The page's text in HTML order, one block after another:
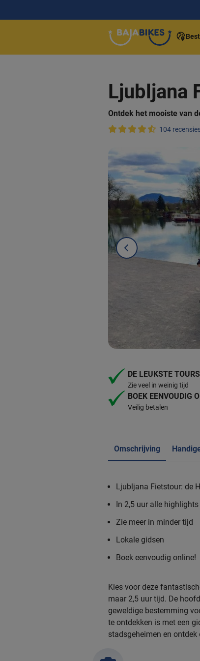
Ljubljana
Ontdek het mooiste van
104
DE LEUKSTE TOURS
Zie veel in weinig tijd
BOEK EENVOUDIG
Veilig betalen
Omschrijving
Ljubljana Fietstour: de
In 2,5 uur alle highlights
Zie meer in minder tijd
Lokale gidsen
Boek eenvoudig online!
Kies voor deze
maar 2,5 uur tijd. De
geweldige bestemming
te ontdekken is met een
stadsgeheimen en ontdek